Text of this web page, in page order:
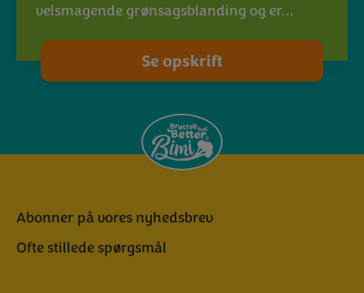
velsmagende grønsagsblanding og er…
Se opskrift
Abonner på vores nyhedsbrev
Ofte stillede spørgsmål